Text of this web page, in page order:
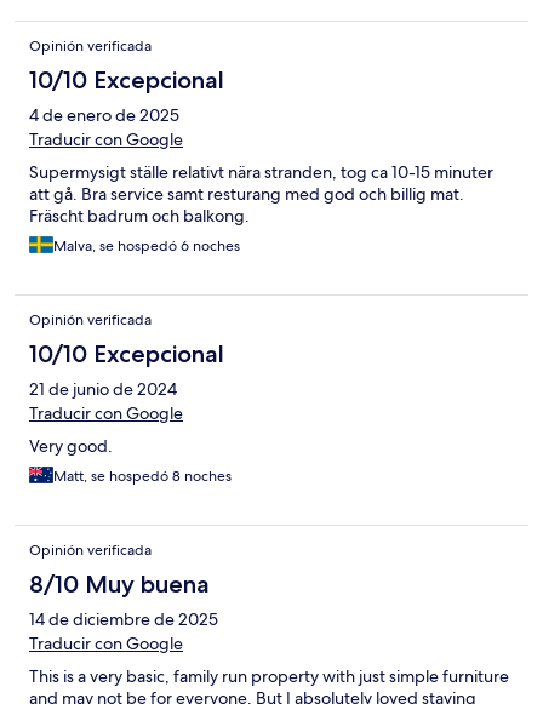
Opinión verificada
10/10 Excepcional
4 de enero de 2025
Traducir con Google
Supermysigt ställe relativt nära stranden, tog ca 10-15 minuter
att gå. Bra service samt resturang med god och billig mat.
Fräscht badrum och balkong.
Malva, se hospedó 6 noches
Opinión verificada
10/10 Excepcional
21 de junio de 2024
Traducir con Google
Very good.
Matt, se hospedó 8 noches
Opinión verificada
8/10 Muy buena
14 de diciembre de 2025
Traducir con Google
This is a very basic, family run property with just simple furniture
and may not be for everyone. But I absolutely loved staying